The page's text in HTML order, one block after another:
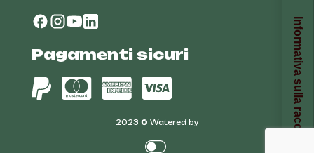
2023 © Watered by
Pagamenti sicuri Informativa sulla raccolta